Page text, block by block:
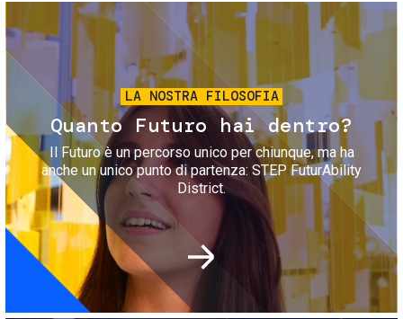
Immagine
LA NOSTRA FILOSOFIA
Quanto Futuro hai dentro?
Il Futuro è un percorso unico per chiunque, ma ha
anche un unico punto di partenza: STEP FuturAbility
District.